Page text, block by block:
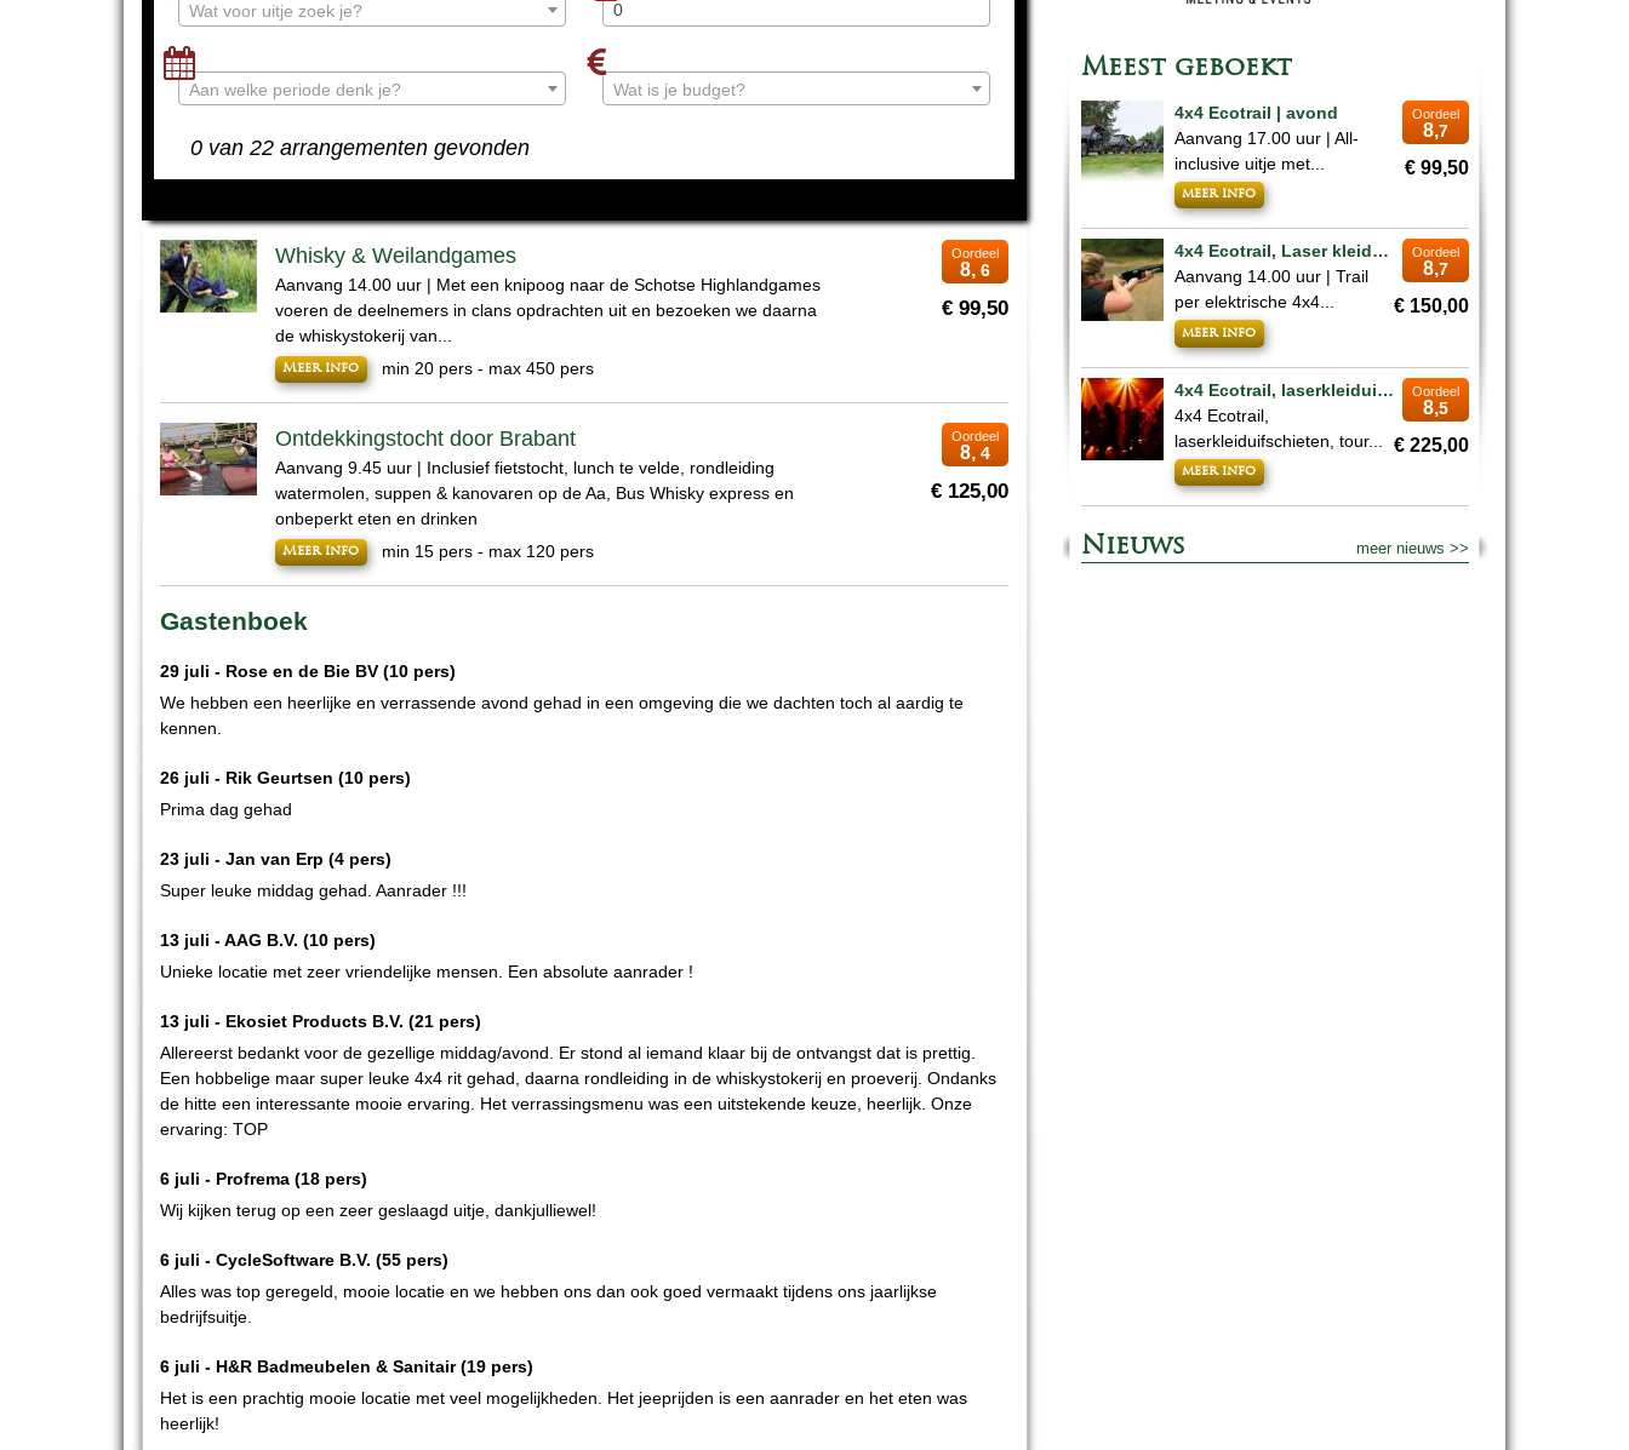
Wat voor uitje zoek je?
Aan welke periode denk je? Wat is je budget?
0 van 22 arrangementen gevonden
Whisky & Weilandgames
Aanvang 14.00 uur | Met een knipoog naar de Schotse Highlandgames
voeren de deelnemers in clans opdrachten uit en bezoeken we daarna
de whiskystokerij van...
Meer info min 20 pers - max 450 pers
Oordeel
8, 6
€ 99,50
Ontdekkingstocht door Brabant
Aanvang 9.45 uur | Inclusief fietstocht, lunch te velde, rondleiding
watermolen, suppen & kanovaren op de Aa, Bus Whisky express en
onbeperkt eten en drinken
Meer info min 15 pers - max 120 pers
Oordeel
8, 4
€ 125,00
Gastenboek
29 juli - Rose en de Bie BV (10 pers)
We hebben een heerlijke en verrassende avond gehad in een omgeving die we dachten toch al aardig te
kennen.
26 juli - Rik Geurtsen (10 pers)
Prima dag gehad
23 juli - Jan van Erp (4 pers)
Super leuke middag gehad. Aanrader !!!
13 juli -AAG B.V. (10 pers)
Unieke locatie met zeer vriendelijke mensen. Een absolute aanrader !
13 juli - Ekosiet Products B.V. (21 pers)
Allereerst bedankt voor de gezellige middag/avond. Er stond al iemand klaar bij de ontvangst dat is prettig.
Een hobbelige maar super leuke 4x4 rit gehad, daarna rondleiding in de whiskystokerij en proeverij. Ondanks
de hitte een interessante mooie ervaring. Het verrassingsmenu was een uitstekende keuze, heerlijk. Onze
ervaring: TOP
6 juli - Profrema (18 pers)
Wij kijken terug op een zeer geslaagd uitje, dankjulliewel!
6 juli - CycleSoftware B.V. (55 pers)
Alles was top geregeld, mooie locatie en we hebben ons dan ook goed vermaakt tijdens ons jaarlijkse
bedrijfsuitje.
6 juli - H&R Badmeubelen & Sanitair(19 pers)
Het is een prachtig mooie locatie met veel mogelijkheden. Het jeeprijden is een aanrader en het eten was
heerlijk!
Meest geboekt
Oordeel
8,7
€ 99,50
4x4 Ecotrail | avond
Aanvang 17.00 uur | All-
inclusive uitje met...
meer info
Oordeel
8,7
€ 150,00
4x4 Ecotrail, Laser kleiduifschieten & Whisky | middag
Aanvang 14.00 uur | Trail
per elektrische 4x4...
meer info
Oordeel
8,5
€ 225,00
4x4 Ecotrail, laserkleiduifschieten, tour whiskystokerij, pubquiz & overnachting
4x4 Ecotrail,
laserkleiduifschieten, tour...
meer info
Nieuws meer nieuws >>